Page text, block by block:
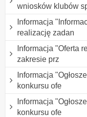
wniosków klubów
Informacja
realizację zadan
Informacja "Oferta
zakresie prz
Informacja
konkursu ofe
Informacja
konkursu ofe